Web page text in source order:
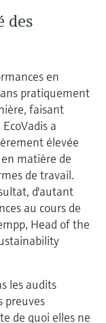
des
en
pratiquement
faisant
a
élevée
matière de
de travail.
d'autant
au cours de
Head of the
les audits
preuves
de quoi elles ne